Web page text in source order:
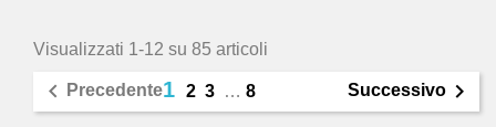
Visualizzati 1-12 su 85 articoli
 Precedente1 2 3 … 8 Successivo 